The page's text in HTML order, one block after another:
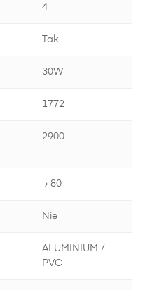
4
Tak
30W
1772
2900
≥ 80
Nie
ALUMINIUM /
PVC